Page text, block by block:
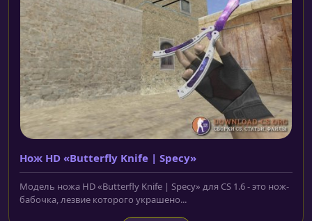
Нож HD «Butterfly Knife | Specy»
Модель ножа HD «Butterfly Knife | Specy» для CS 1.6 - это нож-
бабочка, лезвие которого украшено...